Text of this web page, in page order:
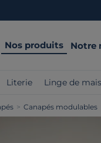
Nos produits Notre
Literie Linge de
> Canapés modulables